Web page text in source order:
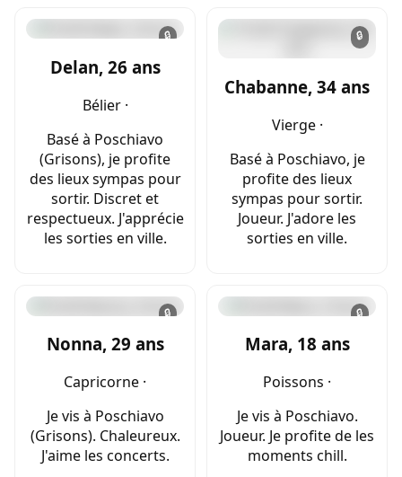
🔒
Delan, 26 ans
Bélier ·
Basé à Poschiavo
(Grisons), je profite
des lieux sympas pour
sortir. Discret et
respectueux. J'apprécie
les sorties en ville.
🔒
Chabanne, 34 ans
Vierge ·
Basé à Poschiavo, je
profite des lieux
sympas pour sortir.
Joueur. J'adore les
sorties en ville.
🔒
Nonna, 29 ans
Capricorne ·
Je vis à Poschiavo
(Grisons). Chaleureux.
J'aime les concerts.
🔒
Mara, 18 ans
Poissons ·
Je vis à Poschiavo.
Joueur. Je profite de les
moments chill.